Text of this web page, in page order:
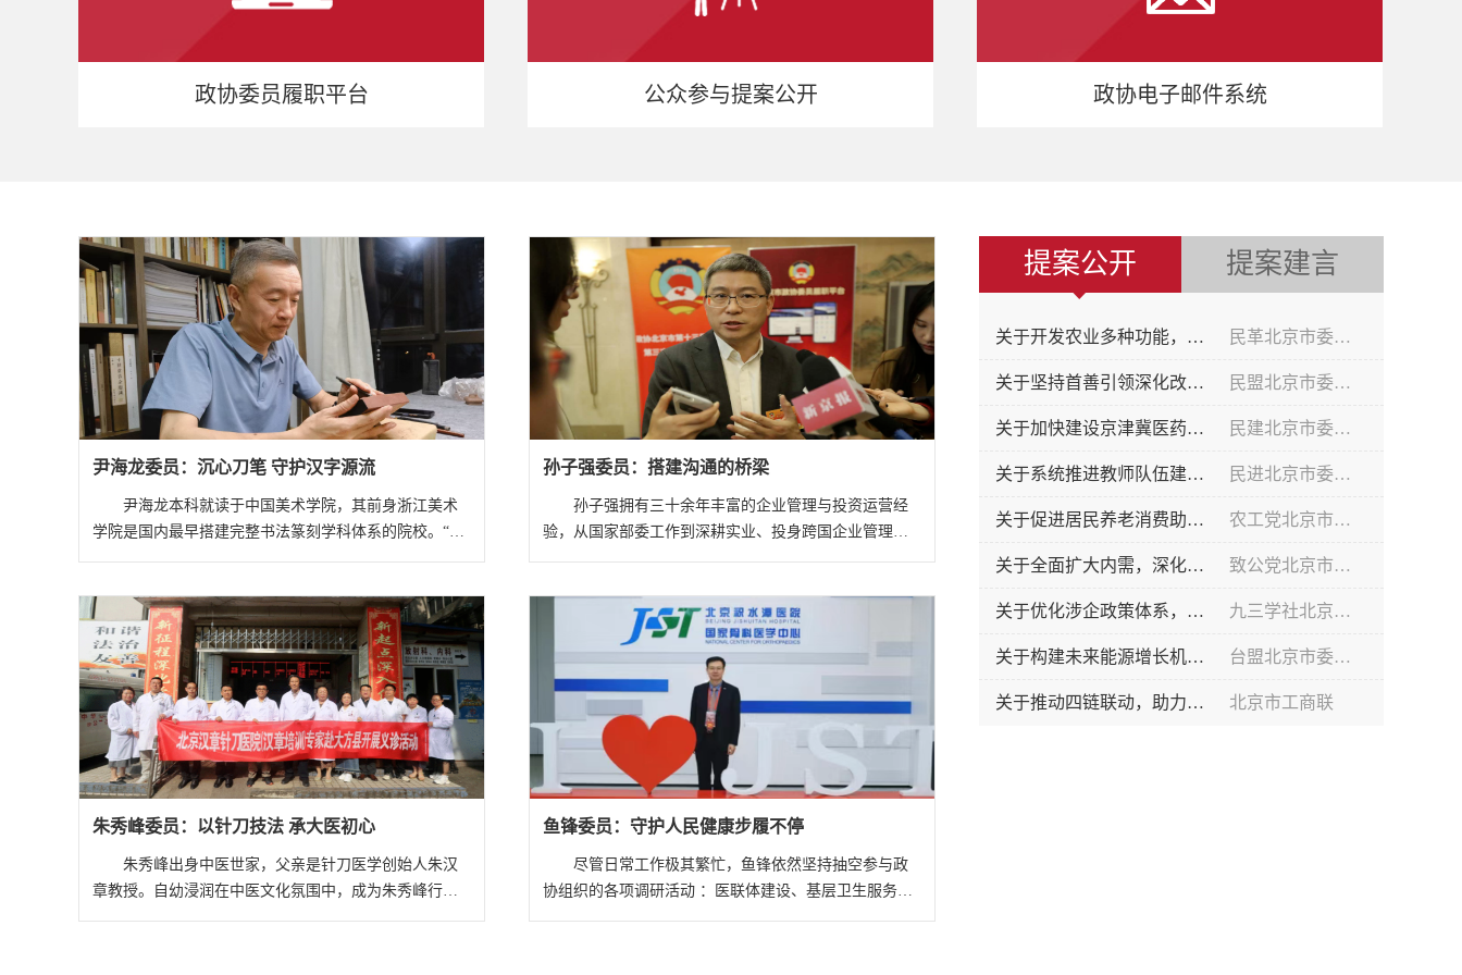
政协委员履职平台 公众参与提案公开 政协电子邮件系统
尹海龙委员：沉心刀笔 守护汉字源流
尹海龙本科就读于中国美术学院，其前身浙江美术
学院是国内最早搭建完整书法篆刻学科体系的院校。“在
校期间，古文字、金石学、篆书线条训练是每日必修
刻打下了坚实基础。
孙子强委员：搭建沟通的桥梁
孙子强拥有三十余年丰富的企业管理与投资运营经
验，从国家部委工作到深耕实业、投身跨国企业管理，
再到自主创业、引领华商群体，始终坚守实体经济根
贡献坚实力量。
朱秀峰委员：以针刀技法 承大医初心
朱秀峰出身中医世家，父亲是针刀医学创始人朱汉
章教授。自幼浸润在中医文化氛围中，成为朱秀峰行医
路上最珍贵的启蒙。
鱼锋委员：守护人民健康步履不停
尽管日常工作极其繁忙，鱼锋依然坚持抽空参与政
协组织的各项调研活动 ：医联体建设、基层卫生服务、
殡葬领域治理……只要有时间，他必定全程参与。
提案公开 提案建言
关于开发农业多种功能，大力培育乡村全面振兴新业态新机制的提案 民革北京市委员会
关于坚持首善引领深化改革，促进我市教育科技人才协同发展的提案 民盟北京市委员会
关于加快建设京津冀医药健康产业协同创新共同体的提案 民建北京市委员会
关于系统推进教师队伍建设，支撑首都教育高质量发展的提案 民进北京市委员会
关于促进居民养老消费助力北京养老产业高质量发展的提案 农工党北京市委员会
关于全面扩大内需，深化国际消费中心城市建设的提案 致公党北京市委员会
关于优化涉企政策体系，释放放科技企业创新活力的提案 九三学社北京市委员会
关于构建未来能源增长机制，增强首都高质量发展内生动力的提案 台盟北京市委员会
关于推动四链联动，助力京津冀氢能产业协同发展的提案 北京市工商联